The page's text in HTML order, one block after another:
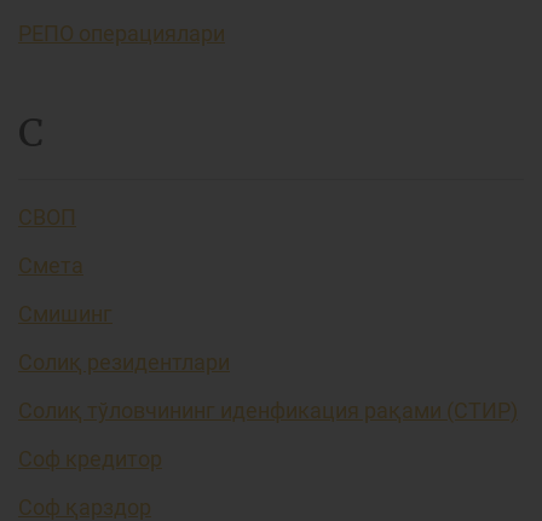
РЕПО операциялари
С
СВОП
Смета
Смишинг
Солиқ резидентлари
Солиқ тўловчининг иденфикация рақами (СТИР)
Соф кредитор
Соф қарздор